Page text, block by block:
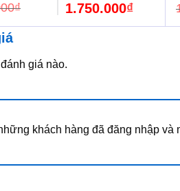
₫
1.850.000₫.
1.750.000₫
giá nào.
khách hàng đã đăng nhập và